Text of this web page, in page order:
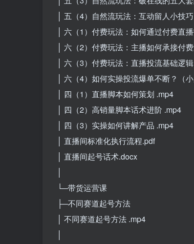
│ 五（4）自然流玩法：互动留人小技
│ 六（1）付费玩法：如何通过付费直
│ 六（2）付费玩法：主播如何承接付
│ 六（3）付费玩法：直播投流基础逻
│ 六（4）如何实操投流爆单不断？（
│ 四（1）直播脚本如何策划 .mp4
│ 四（2）高销量脚本话术进阶 .mp4
│ 四（3）实操如何讲解产品 .mp4
│ 直播间标准化执行流程.pdf
│ 直播间起号话术.docx
└─带货运营课
├─不同赛道起号方法
│ 不同赛道起号方法 .mp4